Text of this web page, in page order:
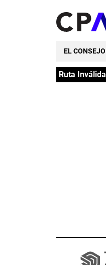
EL CONSEJO
Ruta Inválida